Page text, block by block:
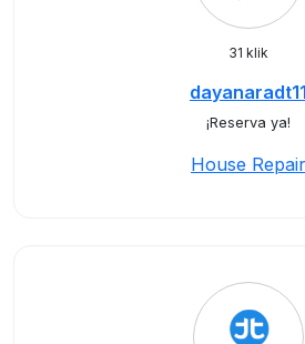
31 klik
dayanaradt11
¡Reserva ya!
House Repair